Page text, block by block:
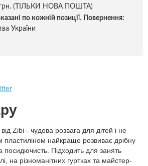
(ТІЛЬКИ НОВА ПОШТА)
по кожній позиції.
Повернення:
України
Zibi - чудова розвага для дітей і не
пластиліном найкраще розвиває дрібну
посидючисть. Підходить для занять
на різноманітних гуртках та майстер-